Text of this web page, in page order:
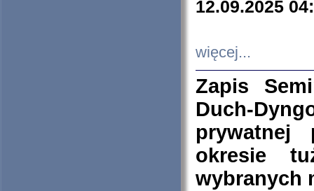
12.09.2025
więcej...
Zapis
Duch-
prywatnej
okresie
wybranych